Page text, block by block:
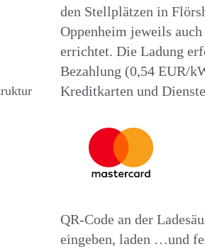
den Stellplätzen in
Oppenheim jeweils
errichtet. Die Ladung
Bezahlung (0,54 EUR/
Kreditkarten und
QR-Code an der
eingeben, laden …und